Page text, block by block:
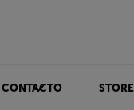
CONTACTO STORE